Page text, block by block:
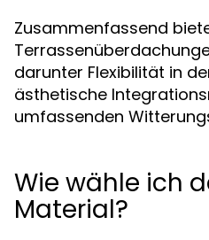
Zusammenfassend
darunter Flexibilität in
ästhetische
umfassenden
Wie wähle ich
Material?